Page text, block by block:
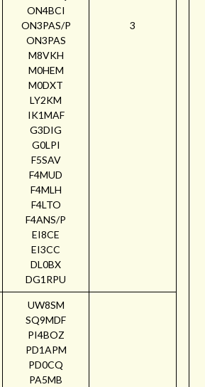
ON4BCI
ON3PAS/P
ON3PAS
M8VKH
M0HEM
M0DXT
LY2KM
IK1MAF
G3DIG
G0LPI
F5SAV
F4MUD
F4MLH
F4LTO
F4ANS/P
EI8CE
EI3CC
DL0BX
DG1RPU
3
UW8SM
SQ9MDF
PI4BOZ
PD1APM
PD0CQ
PA5MB